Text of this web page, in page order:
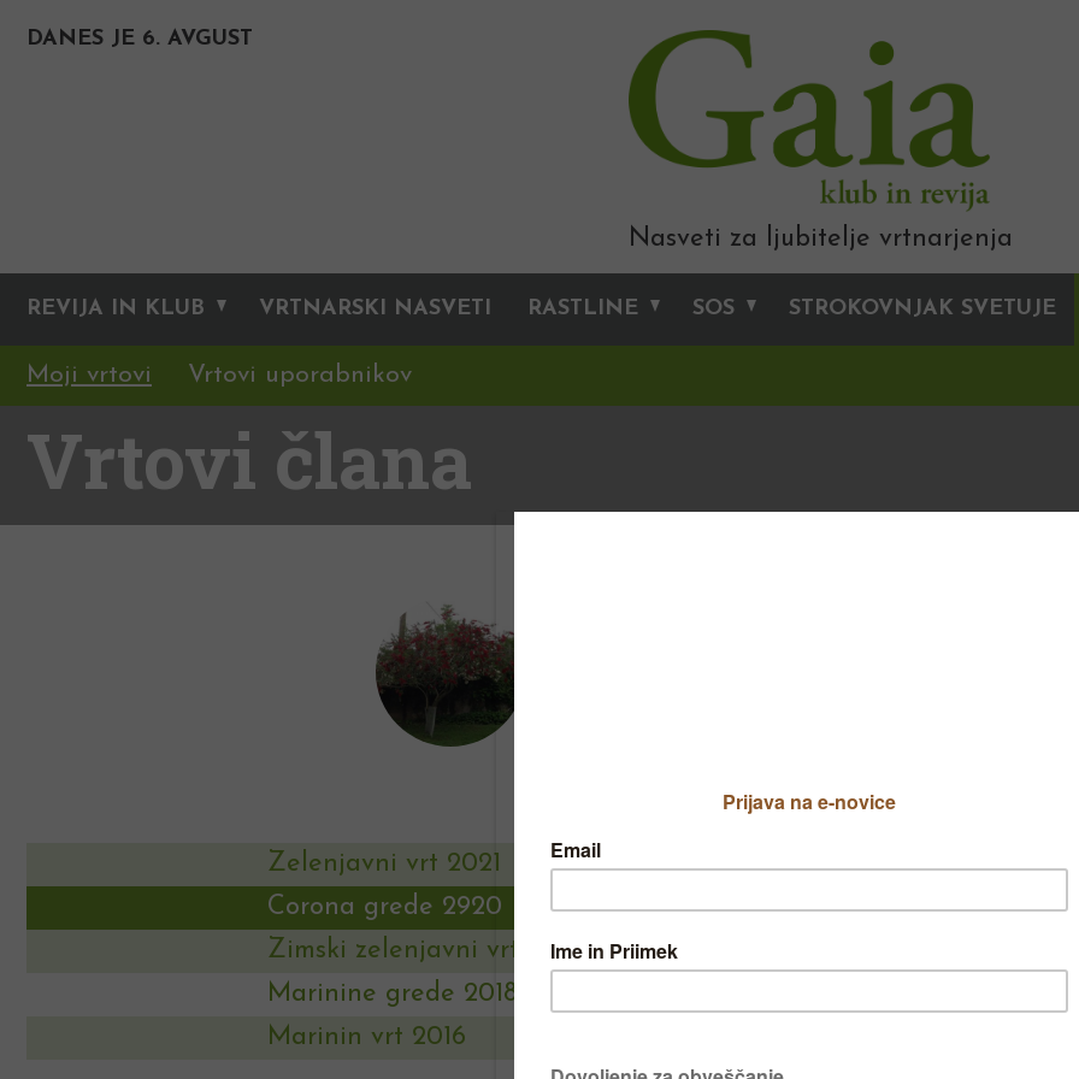
DANES JE 6. AVGUST
Nasveti za ljubitelje vrtnarjenja
REVIJA IN KLUB VRTNARSKI NASVETI RASTLINE SOS STROKOVNJAK SVETUJE
Moji vrtovi Vrtovi uporabnikov
Vrtovi člana
Zelenjavni vrt 2021 ZELENJAVNI VRT
Corona grede 2920 ZELENJAVNI VRT
Zimski zelenjavni vrt
Marinine grede 2018
Marinin vrt 2016